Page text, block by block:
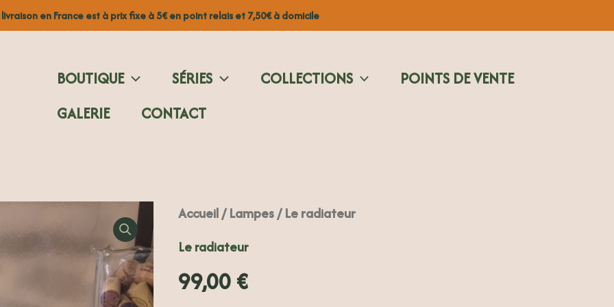
livraison en France est à prix fixe à 5€ en point relais et 7,50€ à domicile
BOUTIQUE SÉRIES COLLECTIONS
POINTS DE VENTE
GALERIE
CONTACT
Accueil/Lampes/ Le radiateur
Le radiateur
99,00€
quantité
de
radiateur